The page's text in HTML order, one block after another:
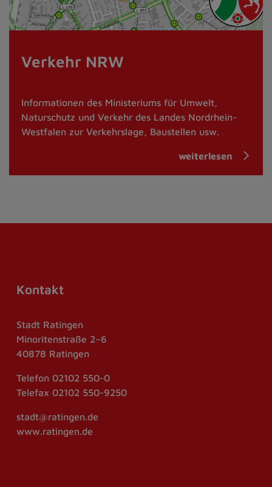
Verkehr NRW
Informationen des Ministeriums für Umwelt,
Naturschutz und Verkehr des Landes Nordrhein-
Westfalen zur Verkehrslage, Baustellen usw.
weiterlesen
Kontakt
Stadt Ratingen
Minoritenstraße 2–6
40878 Ratingen
Telefon 02102 550-0
Telefax 02102 550-9250
stadt@ratingen.de
www.ratingen.de